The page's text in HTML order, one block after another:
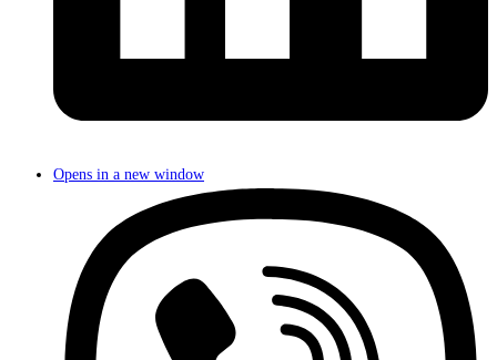
Opens in a new window